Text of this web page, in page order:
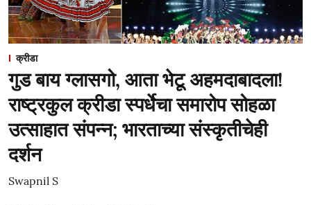
क्रीडा
गुड बाय ग्लासगो, आता भेटू अहमदाबादला!
राष्ट्रकुल क्रीडा स्पर्धेचा समारोप सोहळा
उत्साहात संपन्न; भारताच्या संस्कृतीचेही
दर्शन
Swapnil S